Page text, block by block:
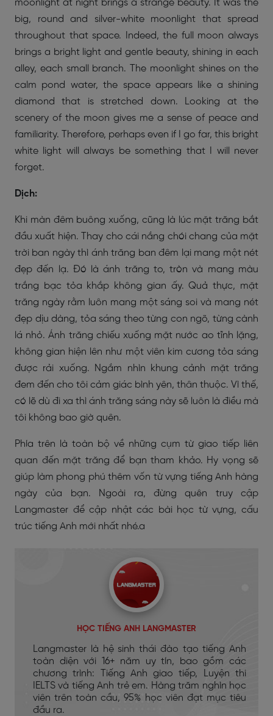
moonlight at night brings a strange beauty. It was the
big, round and silver-white moonlight that spread
throughout that space. Indeed, the full moon always
brings a bright light and gentle beauty, shining in each
alley, each small branch. The moonlight shines on the
calm pond water, the space appears like a shining
diamond that is stretched down. Looking at the
scenery of the moon gives me a sense of peace and
familiarity. Therefore, perhaps even if I go far, this bright
white light will always be something that I will never
forget.
Dịch:
Khi màn đêm buông xuống, cũng là lúc mặt trăng bắt
đầu xuất hiện. Thay cho cái nắng chói chang của mặt
trời ban ngày thì ánh trăng ban đêm lại mang một nét
đẹp đến lạ. Đó là ánh trăng to, tròn và mang màu
trắng bạc tỏa khắp không gian ấy. Quả thực, mặt
trăng ngày rằm luôn mang một sáng soi và mang nét
đẹp dịu dàng, tỏa sáng theo từng con ngõ, từng cành
lá nhỏ. Ánh trăng chiếu xuống mặt nước ao tĩnh lặng,
không gian hiện lên như một viên kim cương tỏa sáng
được rải xuống. Ngắm nhìn khung cảnh mặt trăng
đem đến cho tôi cảm giác bình yên, thân thuộc. Vì thế,
có lẽ dù đi xa thì ánh trăng sáng này sẽ luôn là điều mà
tôi không bao giờ quên.
Phía trên là toàn bộ về những cụm từ giao tiếp liên
quan đến mặt trăng để bạn tham khảo. Hy vọng sẽ
giúp làm phong phú thêm vốn từ vựng tiếng Anh hàng
ngày của bạn. Ngoài ra, đừng quên truy cập
Langmaster để cập nhật các bài học từ vựng, cấu
trúc tiếng Anh mới nhất nhé.a
HỌC TIẾNG ANH LANGMASTER
Langmaster là hệ sinh thái đào tạo tiếng Anh
toàn diện với 16+ năm uy tín, bao gồm các
chương trình: Tiếng Anh giao tiếp, Luyện thi
IELTS và tiếng Anh trẻ em. Hàng trăm nghìn học
viên trên toàn cầu, 95% học viên đạt mục tiêu
đầu ra.